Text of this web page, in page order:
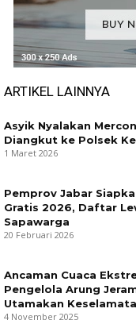
ARTIKEL LAINNYA
Asyik Nyalakan
Diangkut ke Polsek
1 Maret 2026
Pemprov Jabar
Gratis 2026, Daftar
Sapawarga
20 Februari 2026
Ancaman Cuaca
Pengelola Arung
Utamakan
4 November 2025